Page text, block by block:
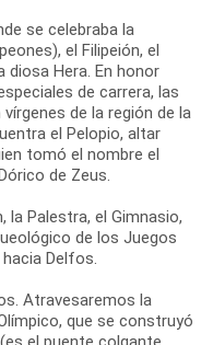
se celebraba la
el Filipeión, el
diosa Hera. En honor
de carrera, las
de la región de la
el Pelopio, altar
tomó el nombre el
de Zeus.
Palestra, el Gimnasio,
de los Juegos
Delfos.
Atravesaremos la
que se construyó